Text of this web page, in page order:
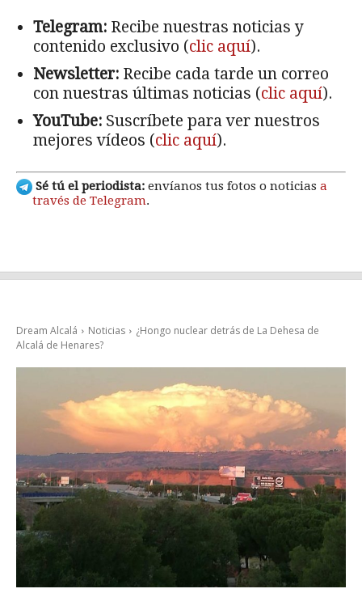
Telegram: Recibe nuestras noticias y
contenido exclusivo (clic aquí).
Newsletter: Recibe cada tarde un correo
con nuestras últimas noticias (clic aquí).
YouTube: Suscríbete para ver nuestros
mejores vídeos (clic aquí).
Sé tú el periodista: envíanos tus fotos o noticias a
través de Telegram.